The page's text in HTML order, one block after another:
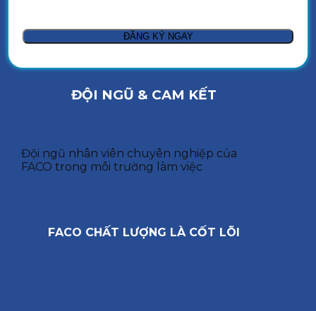
ĐỘI NGŨ & CAM KẾT
Đội ngũ nhân viên chuyên nghiệp của
FACO trong môi trường làm việc
FACO CHẤT LƯỢNG LÀ CỐT LÕI